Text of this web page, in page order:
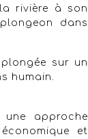
rivière à son
dans
sur un
humain.
approche
et